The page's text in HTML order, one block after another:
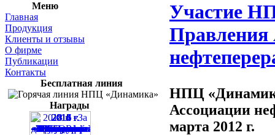
Меню
Главная
Продукция
Клиенты и отзывы
О фирме
Публикации
Контакты
Бесплатная линия
Награды
Участие
Правления
НПЦ
Ассоциации
марта 2012 г.